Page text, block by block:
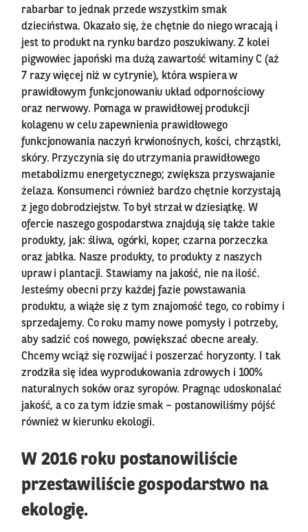
rabarbar to jednak przede wszystkim smak
dzieciństwa. Okazało się, że chętnie do niego wracają i
jest to produkt na rynku bardzo poszukiwany. Z kolei
pigwowiec japoński ma dużą zawartość witaminy C (aż
7 razy więcej niż w cytrynie), która wspiera w
prawidłowym funkcjonowaniu układ odpornościowy
oraz nerwowy. Pomaga w prawidłowej produkcji
kolagenu w celu zapewnienia prawidłowego
funkcjonowania naczyń krwionośnych, kości, chrząstki,
skóry. Przyczynia się do utrzymania prawidłowego
metabolizmu energetycznego; zwiększa przyswajanie
żelaza. Konsumenci również bardzo chętnie korzystają
z jego dobrodziejstw. To był strzał w dziesiątkę. W
ofercie naszego gospodarstwa znajdują się także takie
produkty, jak: śliwa, ogórki, koper, czarna porzeczka
oraz jabłka. Nasze produkty, to produkty z naszych
upraw i plantacji. Stawiamy na jakość, nie na ilość.
Jesteśmy obecni przy każdej fazie powstawania
produktu, a wiąże się z tym znajomość tego, co robimy i
sprzedajemy. Co roku mamy nowe pomysły i potrzeby,
aby sadzić coś nowego, powiększać obecne areały.
Chcemy wciąż się rozwijać i poszerzać horyzonty. I tak
zrodziła się idea wyprodukowania zdrowych i 100%
naturalnych soków oraz syropów. Pragnąc udoskonalać
jakość, a co za tym idzie smak – postanowiliśmy pójść
również w kierunku ekologii.
W 2016 roku postanowiliście
przestawiliście gospodarstwo na
ekologię.